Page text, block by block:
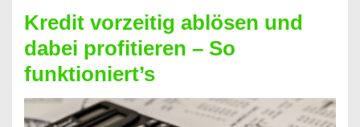
Kredit
berechnen
–
Mit
diesen
Kredit vorzeitig ablösen und
dabei profitieren – So
funktioniert’s